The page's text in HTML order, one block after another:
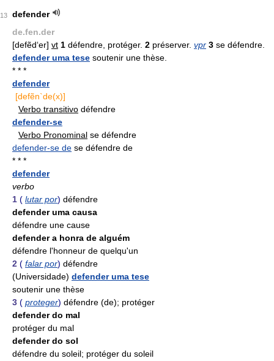
13
defender
de.fen.der
[defẽd‘er] vt 1 défendre, protéger. 2 préserver. vpr 3 se défendre.
defender uma tese soutenir une thèse.
* * *
defender
[defẽn`de(x)]
Verbo transitivo défendre
defender-se
Verbo Pronominal se défendre
defender-se de se défendre de
* * *
defender
verbo
1 ( lutar por) défendre
defender uma causa
défendre une cause
defender a honra de alguém
défendre l'honneur de quelqu'un
2 ( falar por) défendre
(Universidade) defender uma tese
soutenir une thèse
3 ( proteger) défendre (de); protéger
defender do mal
protéger du mal
defender do sol
défendre du soleil; protéger du soleil